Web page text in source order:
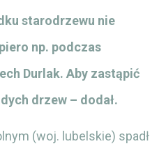
starodrzewu nie
np. podczas
Durlak. Aby zastąpić
drzew – dodał.
(woj. lubelskie) spadł